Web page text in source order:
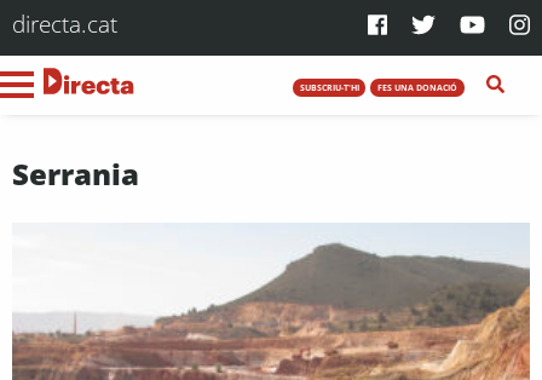
directa.cat
SUBSCRIU-T'HI FES UNA DONACIÓ
Serrania